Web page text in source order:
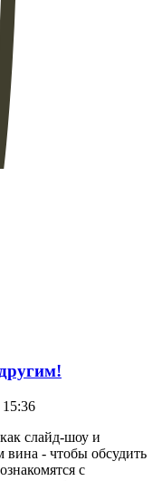
15:36
слайд-шоу и
вина - чтобы обсудить
с